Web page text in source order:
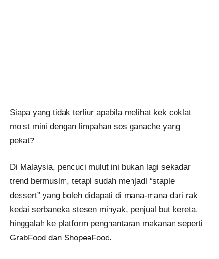
Siapa yang tidak terliur apabila melihat kek coklat
moist mini dengan limpahan sos ganache yang
pekat?
Di Malaysia, pencuci mulut ini bukan lagi sekadar
trend bermusim, tetapi sudah menjadi “staple
dessert” yang boleh didapati di mana-mana dari rak
kedai serbaneka stesen minyak, penjual but kereta,
hinggalah ke platform penghantaran makanan seperti
GrabFood dan ShopeeFood.